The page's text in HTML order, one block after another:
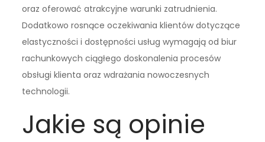
oraz oferować atrakcyjne warunki zatrudnienia.
Dodatkowo rosnące oczekiwania klientów dotyczące
elastyczności i dostępności usług wymagają od biur
rachunkowych ciągłego doskonalenia procesów
obsługi klienta oraz wdrażania nowoczesnych
technologii.
Jakie są opinie